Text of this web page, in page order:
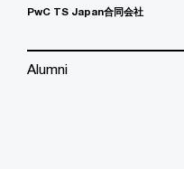
PwC TS Japan合同会社
Alumni